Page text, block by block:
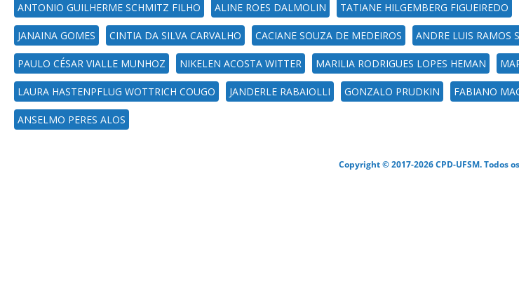
ANTONIO GUILHERME SCHMITZ FILHO ALINE ROES DALMOLIN TATIANE HILGEMBERG FIGUEIREDO
JANAINA GOMES CINTIA DA SILVA CARVALHO CACIANE SOUZA DE MEDEIROS ANDRE LUIS RAMOS
PAULO CÉSAR VIALLE MUNHOZ NIKELEN ACOSTA WITTER MARILIA RODRIGUES LOPES HEMAN
LAURA HASTENPFLUG WOTTRICH COUGO JANDERLE RABAIOLLI GONZALO PRUDKIN FABIANO
ANSELMO PERES ALOS
Copyright © 2017-2026 CPD-UFSM. Todos